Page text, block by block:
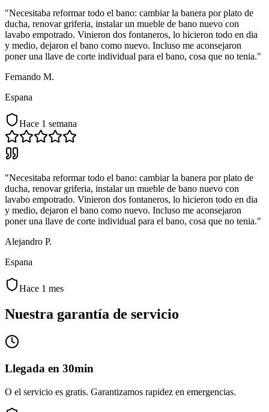
"Necesitaba reformar todo el bano: cambiar la banera por plato de
ducha, renovar griferia, instalar un mueble de bano nuevo con
lavabo empotrado. Vinieron dos fontaneros, lo hicieron todo en dia
y medio, dejaron el bano como nuevo. Incluso me aconsejaron
poner una llave de corte individual para el bano, cosa que no tenia."
Fernando M.
Espana
Hace 1 semana
"Necesitaba reformar todo el bano: cambiar la banera por plato de
ducha, renovar griferia, instalar un mueble de bano nuevo con
lavabo empotrado. Vinieron dos fontaneros, lo hicieron todo en dia
y medio, dejaron el bano como nuevo. Incluso me aconsejaron
poner una llave de corte individual para el bano, cosa que no tenia."
Alejandro P.
Espana
Hace 1 mes
Nuestra garantía de servicio
Llegada en 30min
O el servicio es gratis. Garantizamos rapidez en emergencias.